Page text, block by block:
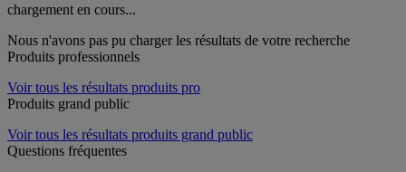
chargement en cours...
Nous n'avons pas pu charger les résultats de votre recherche
Produits professionnels
Voir tous les résultats produits pro
Produits grand public
Voir tous les résultats produits grand public
Questions fréquentes